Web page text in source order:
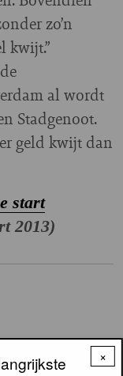
zo’n
kwijt.”
al wordt
Stadgenoot.
geld kwijt dan
start
2013)
×